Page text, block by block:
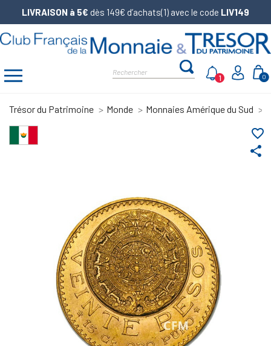
LIVRAISON à 5€ dès 149€ d’achats(1) avec le code LIV149
0
1
Trésor du Patrimoine Monde Monnaies Amérique du Sud
share
favorite_border